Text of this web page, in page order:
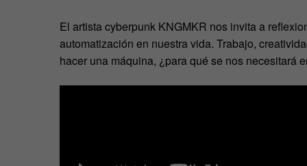
El artista cyberpunk KNGMKR nos invita a
automatización en nuestra vida. Trabajo,
hacer una máquina, ¿para qué se nos necesitará